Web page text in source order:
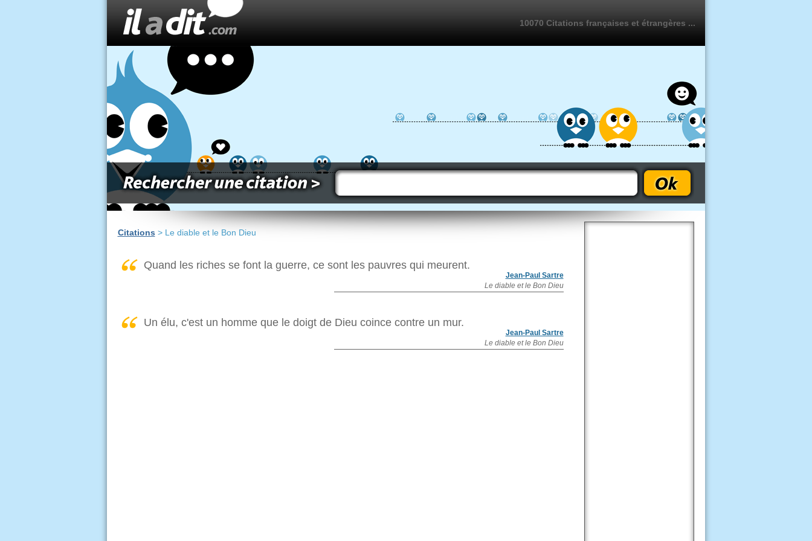
10070 Citations françaises et étrangères ...
Citations > Le diable et le Bon Dieu
Quand les riches se font la guerre, ce sont les pauvres qui meurent.
Jean-Paul Sartre
Le diable et le Bon Dieu
Un élu, c'est un homme que le doigt de Dieu coince contre un mur.
Jean-Paul Sartre
Le diable et le Bon Dieu